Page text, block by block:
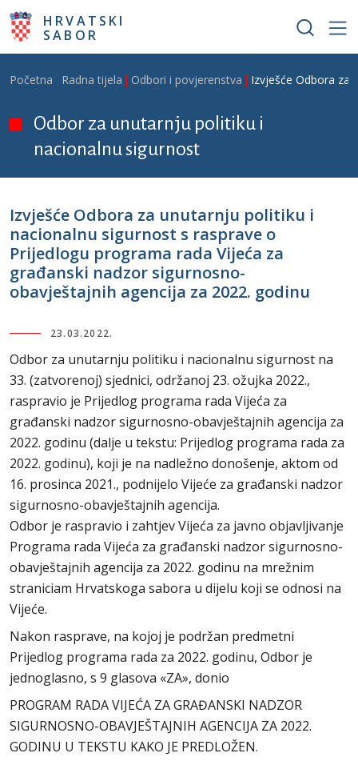
Skoči na glavni sadržaj
HRVATSKI
SABOR
Breadcrumb
Početna Radna tijela Odbori i povjerenstva Izvješće Odbora za
Odbor za unutarnju politiku i
nacionalnu sigurnost
Izvješće Odbora za unutarnju politiku i
nacionalnu sigurnost s rasprave o
Prijedlogu programa rada Vijeća za
građanski nadzor sigurnosno-
obavještajnih agencija za 2022. godinu
23.03.2022.
Odbor za unutarnju politiku i nacionalnu sigurnost na
33. (zatvorenoj) sjednici, održanoj 23. ožujka 2022.,
raspravio je Prijedlog programa rada Vijeća za
građanski nadzor sigurnosno-obavještajnih agencija za
2022. godinu (dalje u tekstu: Prijedlog programa rada za
2022. godinu), koji je na nadležno donošenje, aktom od
16. prosinca 2021., podnijelo Vijeće za građanski nadzor
sigurnosno-obavještajnih agencija.
Odbor je raspravio i zahtjev Vijeća za javno objavljivanje
Programa rada Vijeća za građanski nadzor sigurnosno-
obavještajnih agencija za 2022. godinu na mrežnim
straniciam Hrvatskoga sabora u dijelu koji se odnosi na
Vijeće.
Nakon rasprave, na kojoj je podržan predmetni
Prijedlog programa rada za 2022. godinu, Odbor je
jednoglasno, s 9 glasova «ZA», donio
PROGRAM RADA VIJEĆA ZA GRAĐANSKI NADZOR
SIGURNOSNO-OBAVJEŠTAJNIH AGENCIJA ZA 2022.
GODINU U TEKSTU KAKO JE PREDLOŽEN.